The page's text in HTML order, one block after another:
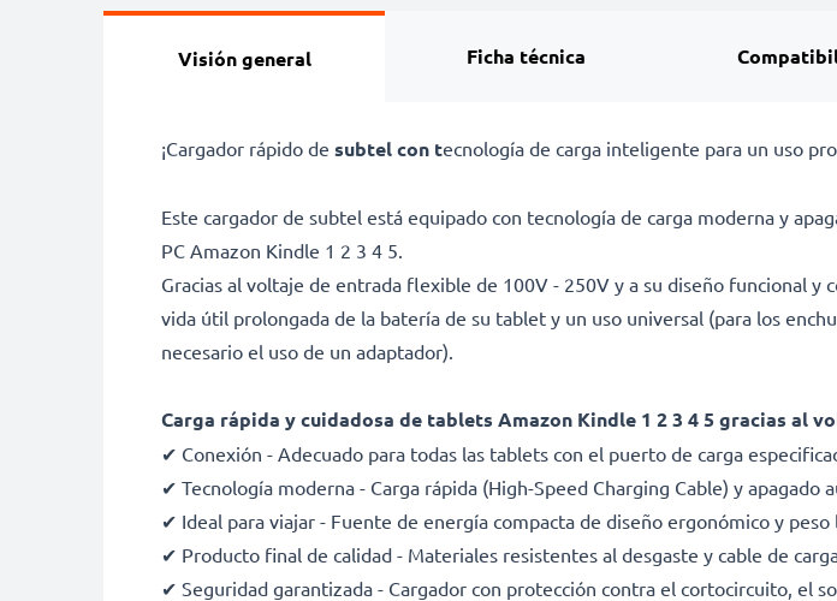
Visión general Ficha técnica
¡Cargador rápido de subtel con tecnología de carga inteligente para un uso
Este cargador de subtel está equipado con tecnología de carga moderna y
PC Amazon Kindle 1 2 3 4 5.
Gracias al voltaje de entrada flexible de 100V - 250V y a su diseño funcional
vida útil prolongada de la batería de su tablet y un uso universal (para los
necesario el uso de un adaptador).
Carga rápida y cuidadosa de tablets Amazon Kindle 1 2 3 4 5 gracias al
✔ Conexión - Adecuado para todas las tablets con el puerto de carga
✔ Tecnología moderna - Carga rápida (High-Speed Charging Cable) y
✔ Ideal para viajar - Fuente de energía compacta de diseño ergonómico y
✔ Producto final de calidad - Materiales resistentes al desgaste y cable de
✔ Seguridad garantizada - Cargador con protección contra el cortocircuito, el